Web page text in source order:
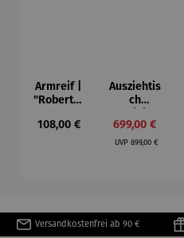
Armreif |
"Roberta"
Mütz
Regulärer Preis:
108,00 €
Ausziehtis
ch
– Valor
Verkaufspreis:
699,00 €
UVPRegulärer Preis:
899,00 €
Versandkostenfrei ab 90 €